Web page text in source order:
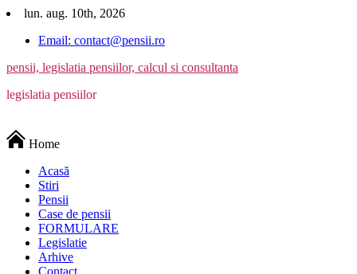
Skip
content
lun. aug. 10th, 2026
Email: contact@pensii.ro
pensii, legislatia pensiilor, calcul si consultanta
legislatia pensiilor
Home
Acasă
Stiri
Pensii
Case de pensii
FORMULARE
Legislatie
Arhive
Contact